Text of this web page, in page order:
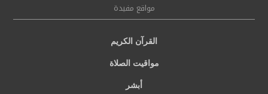
مواقع مفيدة
القرآن الكريم
مواقيت الصلاة
أبشر